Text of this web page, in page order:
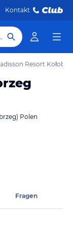
Kontakt
Resort
Polen
Fragen